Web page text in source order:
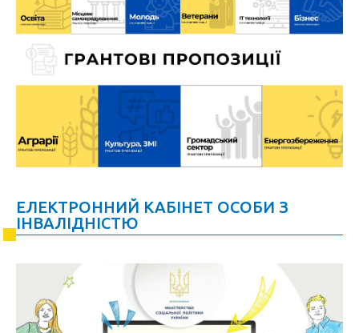
ЕЛЕКТРОННИЙ КАБІНЕТ ОСОБИ З
ІНВАЛІДНІСТЮ